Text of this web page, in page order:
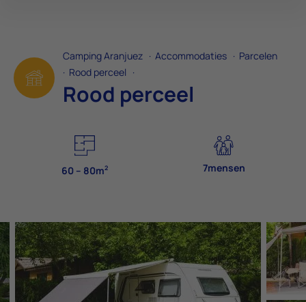
Camping Aranjuez · Accommodaties · Parcelen
· Rood perceel ·
Rood perceel
60 – 80m2 7mensen